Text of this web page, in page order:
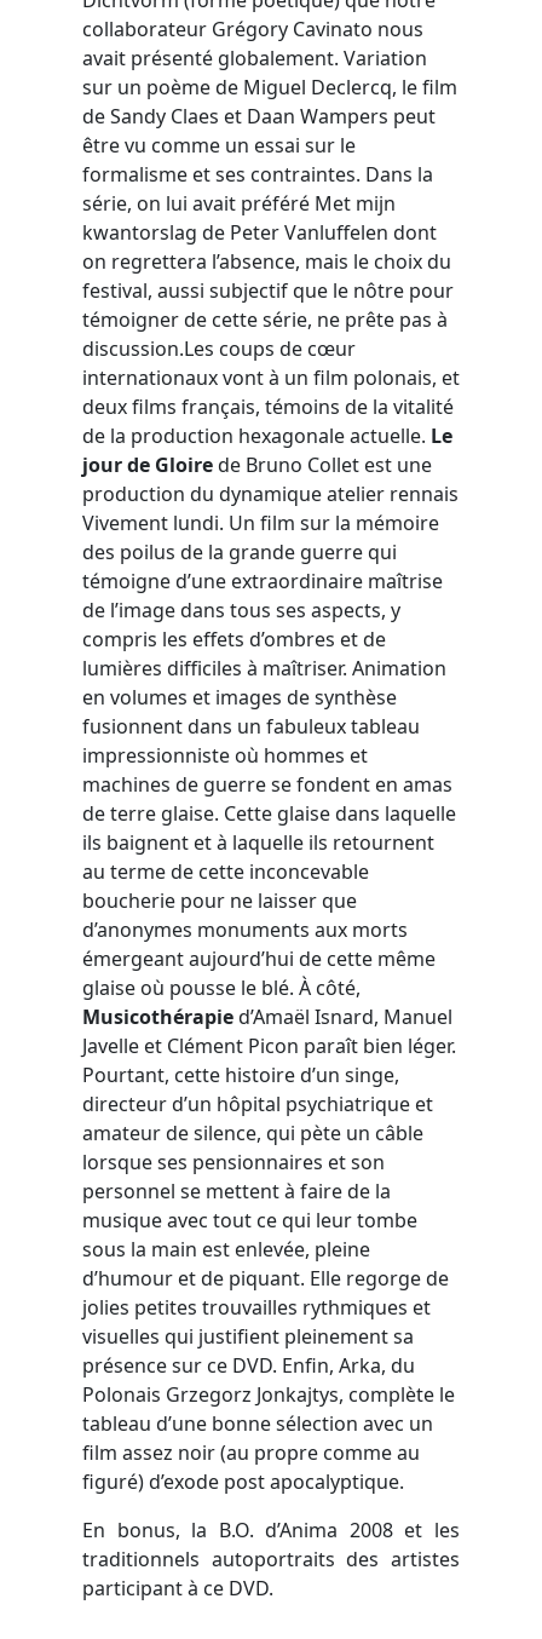
collaborateur Grégory Cavinato nous
avait présenté globalement. Variation
sur un poème de Miguel Declercq, le film
de Sandy Claes et Daan Wampers peut
être vu comme un essai sur le
formalisme et ses contraintes. Dans la
série, on lui avait préféré Met mijn
kwantorslag de Peter Vanluffelen dont
on regrettera l’absence, mais le choix du
festival, aussi subjectif que le nôtre pour
témoigner de cette série, ne prête pas à
discussion.Les coups de cœur
internationaux vont à un film polonais, et
deux films français, témoins de la vitalité
de la production hexagonale actuelle. Le
jour de Gloirede Bruno Collet est une
production du dynamique atelier rennais
Vivement lundi. Un film sur la mémoire
des poilus de la grande guerre qui
témoigne d’une extraordinaire maîtrise
de l’image dans tous ses aspects, y
compris les effets d’ombres et de
lumières difficiles à maîtriser. Animation
en volumes et images de synthèse
fusionnent dans un fabuleux tableau
impressionniste où hommes et
machines de guerre se fondent en amas
de terre glaise. Cette glaise dans laquelle
ils baignent et à laquelle ils retournent
au terme de cette inconcevable
boucherie pour ne laisser que
d’anonymes monuments aux morts
émergeant aujourd’hui de cette même
glaise où pousse le blé. À côté,
Musicothérapied’Amaël Isnard, Manuel
Javelle et Clément Picon paraît bien léger.
Pourtant, cette histoire d’un singe,
directeur d’un hôpital psychiatrique et
amateur de silence, qui pète un câble
lorsque ses pensionnaires et son
personnel se mettent à faire de la
musique avec tout ce qui leur tombe
sous la main est enlevée, pleine
d’humour et de piquant. Elle regorge de
jolies petites trouvailles rythmiques et
visuelles qui justifient pleinement sa
présence sur ce DVD. Enfin, Arka, du
Polonais Grzegorz Jonkajtys, complète le
tableau d’une bonne sélection avec un
film assez noir (au propre comme au
figuré) d’exode post apocalyptique.
En bonus, la B.O. d’Anima 2008 et les
traditionnels autoportraits des artistes
participant à ce DVD.